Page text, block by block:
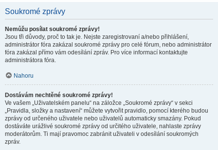
Soukromé zprávy
Nemůžu posílat soukromé zprávy!
Jsou tři důvody, proč to tak je. Nejste zaregistrovaní a/nebo přihlášení,
administrátor fóra zakázal soukromé zprávy pro celé fórum, nebo administrátor
fóra zakázal přímo vám odesílání zpráv. Pro více informací kontaktujte
administrátora fóra.
Nahoru
Dostávám nechtěné soukromé zprávy!
Ve vašem „Uživatelském panelu“ na záložce „Soukromé zprávy“ v sekci
„Pravidla, složky a nastavení“ můžete vytvořit pravidlo, pomocí kterého budou
zprávy od určeného uživatele nebo uživatelů automaticky smazány. Pokud
dostáváte urážlivé soukromé zprávy od určitého uživatele, nahlaste zprávy
moderátorům. Ti mají pravomoc zabránit uživateli v odesílání soukromých
zpráv.